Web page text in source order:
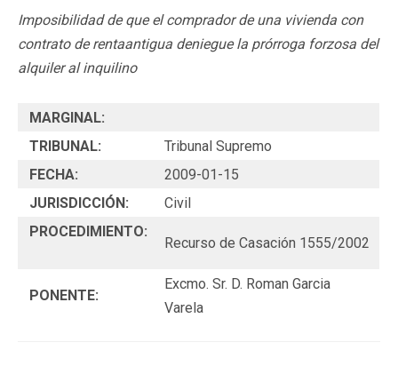
Imposibilidad de que el comprador de una vivienda con
contrato de rentaantigua deniegue la prórroga forzosa del
alquiler al inquilino
MARGINAL:
TRIBUNAL:
Tribunal Supremo
FECHA:
2009-01-15
JURISDICCIÓN:
Civil
PROCEDIMIENTO:
Recurso de Casación 1555/2002
PONENTE:
Excmo. Sr. D. Roman Garcia
Varela